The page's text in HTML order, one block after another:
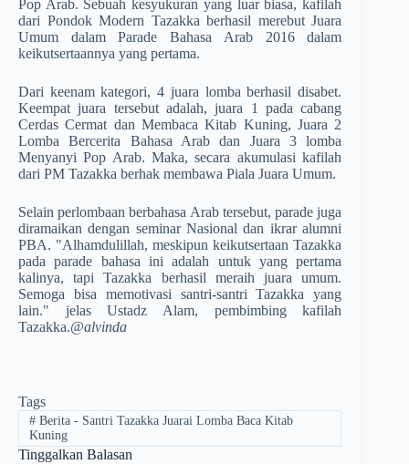
Pop Arab. Sebuah kesyukuran yang luar biasa, kafilah
dari Pondok Modern Tazakka berhasil merebut Juara
Umum dalam Parade Bahasa Arab 2016 dalam
keikutsertaannya yang pertama.
Dari keenam kategori, 4 juara lomba berhasil disabet.
Keempat juara tersebut adalah, juara 1 pada cabang
Cerdas Cermat dan Membaca Kitab Kuning, Juara 2
Lomba Bercerita Bahasa Arab dan Juara 3 lomba
Menyanyi Pop Arab. Maka, secara akumulasi kafilah
dari PM Tazakka berhak membawa Piala Juara Umum.
Selain perlombaan berbahasa Arab tersebut, parade juga
diramaikan dengan seminar Nasional dan ikrar alumni
PBA. "Alhamdulillah, meskipun keikutsertaan Tazakka
pada parade bahasa ini adalah untuk yang pertama
kalinya, tapi Tazakka berhasil meraih juara umum.
Semoga bisa memotivasi santri-santri Tazakka yang
lain." jelas Ustadz Alam, pembimbing kafilah
Tazakka.@alvinda
Tags
#Berita - Santri Tazakka Juarai Lomba Baca Kitab
Kuning
Tinggalkan Balasan